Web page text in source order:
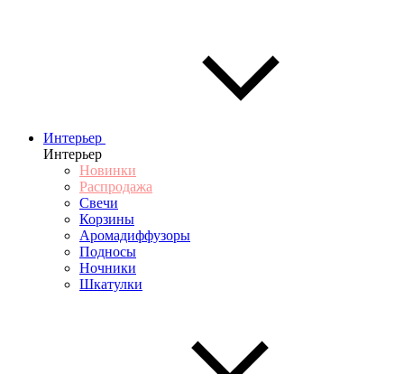
Интерьер
Интерьер
Новинки
Распродажа
Свечи
Корзины
Аромадиффузоры
Подносы
Ночники
Шкатулки